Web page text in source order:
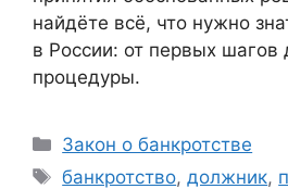
найдёте всё, что нужно
в России: от первых шагов
процедуры.
Рубрики
Закон о банкротстве
Метки
банкротство,должник,